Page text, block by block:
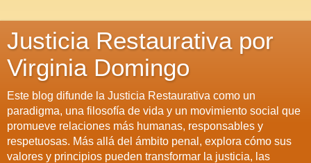
Justicia Restaurativa por
Virginia Domingo
Este blog difunde la Justicia Restaurativa como un
paradigma, una filosofía de vida y un movimiento social que
promueve relaciones más humanas, responsables y
respetuosas. Más allá del ámbito penal, explora cómo sus
valores y principios pueden transformar la justicia, las